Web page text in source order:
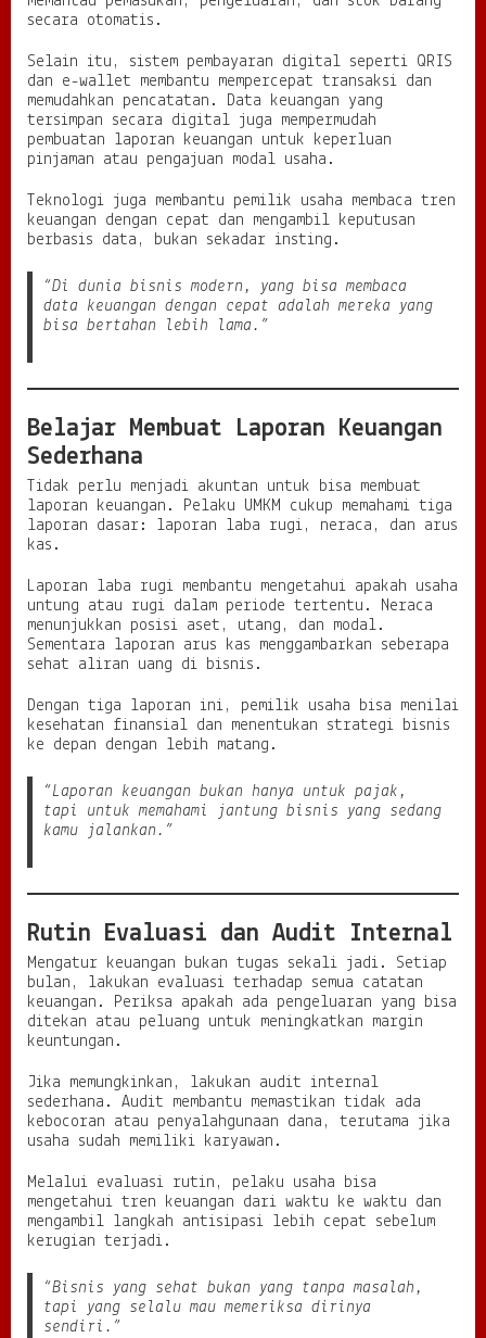
secara otomatis.
Selain itu, sistem pembayaran digital seperti QRIS
dan e-wallet membantu mempercepat transaksi dan
memudahkan pencatatan. Data keuangan yang
tersimpan secara digital juga mempermudah
pembuatan laporan keuangan untuk keperluan
pinjaman atau pengajuan modal usaha.
Teknologi juga membantu pemilik usaha membaca tren
keuangan dengan cepat dan mengambil keputusan
berbasis data, bukan sekadar insting.
“Di dunia bisnis modern, yang bisa membaca
data keuangan dengan cepat adalah mereka yang
bisa bertahan lebih lama.”
Belajar Membuat Laporan Keuangan
Sederhana
Tidak perlu menjadi akuntan untuk bisa membuat
laporan keuangan. Pelaku UMKM cukup memahami tiga
laporan dasar: laporan laba rugi, neraca, dan arus
kas.
Laporan laba rugi membantu mengetahui apakah usaha
untung atau rugi dalam periode tertentu. Neraca
menunjukkan posisi aset, utang, dan modal.
Sementara laporan arus kas menggambarkan seberapa
sehat aliran uang di bisnis.
Dengan tiga laporan ini, pemilik usaha bisa menilai
kesehatan finansial dan menentukan strategi bisnis
ke depan dengan lebih matang.
“Laporan keuangan bukan hanya untuk pajak,
tapi untuk memahami jantung bisnis yang sedang
kamu jalankan.”
Rutin Evaluasi dan Audit Internal
Mengatur keuangan bukan tugas sekali jadi. Setiap
bulan, lakukan evaluasi terhadap semua catatan
keuangan. Periksa apakah ada pengeluaran yang bisa
ditekan atau peluang untuk meningkatkan margin
keuntungan.
Jika memungkinkan, lakukan audit internal
sederhana. Audit membantu memastikan tidak ada
kebocoran atau penyalahgunaan dana, terutama jika
usaha sudah memiliki karyawan.
Melalui evaluasi rutin, pelaku usaha bisa
mengetahui tren keuangan dari waktu ke waktu dan
mengambil langkah antisipasi lebih cepat sebelum
kerugian terjadi.
“Bisnis yang sehat bukan yang tanpa masalah,
tapi yang selalu mau memeriksa dirinya
sendiri.”